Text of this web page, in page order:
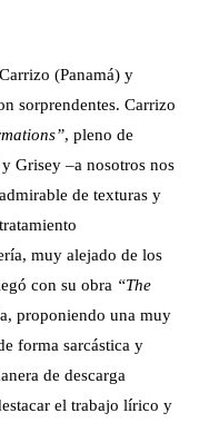
(Panamá) y
sorprendentes. Carrizo
, pleno de
Grisey –a nosotros nos
de texturas y
muy alejado de los
con su obra “The
proponiendo una muy
forma sarcástica y
de descarga
el trabajo lírico y